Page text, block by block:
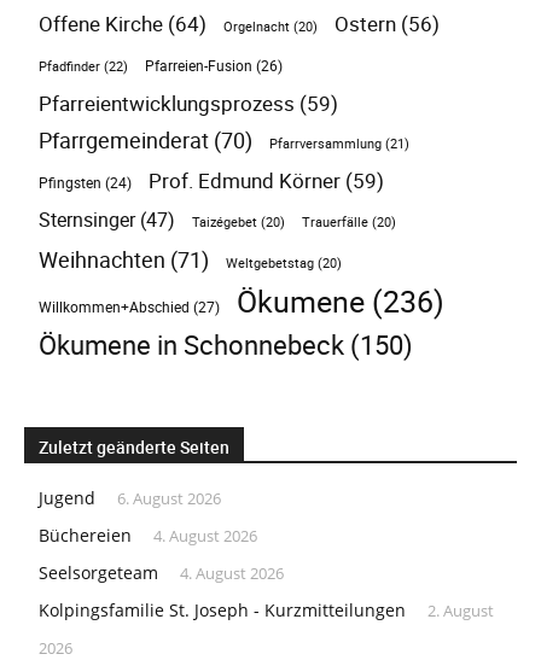
Offene Kirche (64) Orgelnacht (20) Ostern (56)
Pfadfinder (22) Pfarreien-Fusion (26)
Pfarreientwicklungsprozess (59)
Pfarrgemeinderat (70) Pfarrversammlung (21)
Pfingsten (24) Prof. Edmund Körner (59)
Sternsinger(47) Taizégebet (20) Trauerfälle (20)
Weihnachten (71) Weltgebetstag (20)
Willkommen+Abschied (27) Ökumene (236)
Ökumene in Schonnebeck (150)
Zuletzt geänderte Seiten
Jugend 6. August 2026
Büchereien 4. August 2026
Seelsorgeteam 4. August 2026
Kolpingsfamilie St. Joseph - Kurzmitteilungen
2. August
2026